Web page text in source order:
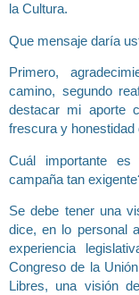
la Cultura.
Que mensaje daría
Primero,
camino, segundo
destacar mi aporte
frescura y honestidad
Cuál importante
campaña tan
Se debe tener una
dice, en lo personal
experiencia
Congreso de la
Libres, una visión